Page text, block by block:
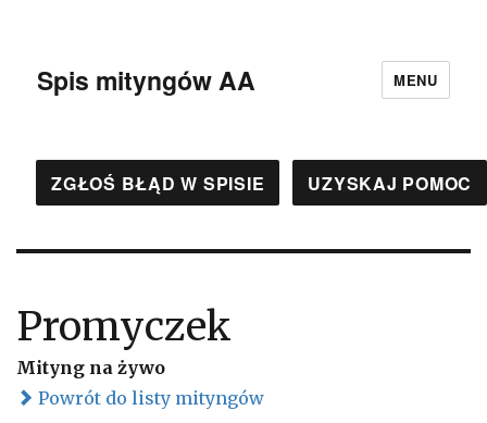
Spis mityngów AA MENU
ZGŁOŚ BŁĄD W SPISIE UZYSKAJ POMOC
Promyczek
Mityng na żywo
Powrót do listy mityngów